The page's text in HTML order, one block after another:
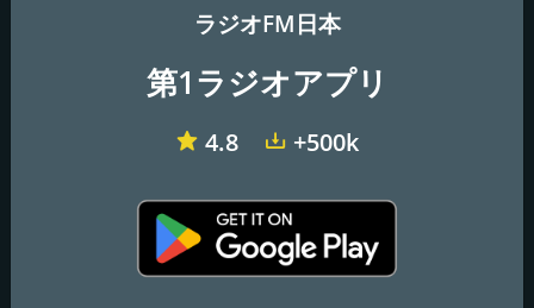
カントリー
ダンス / エレクトロニック
ラテン / カリブ音楽
地元の音楽
ラジオFM日本
第1ラジオアプリ
4.8 +500k